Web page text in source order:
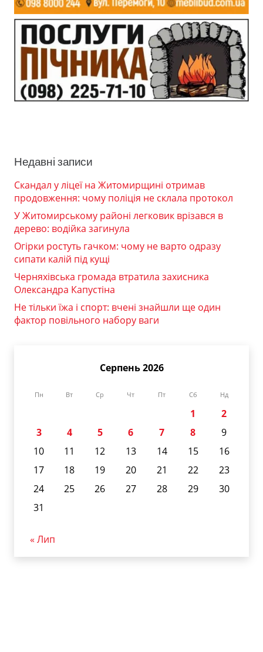
Недавні записи
Скандал у ліцеї на Житомирщині отримав
продовження: чому поліція не склала протокол
У Житомирському районі легковик врізався в
дерево: водійка загинула
Огірки ростуть гачком: чому не варто одразу
сипати калій під кущі
Черняхівська громада втратила захисника
Олександра Капустіна
Не тільки їжа і спорт: вчені знайшли ще один
фактор повільного набору ваги
Серпень 2026
Пн Вт Ср Чт Пт Сб Нд
1
2
3
4 5 6 7 8
9
10
11 12 13 14 15
16
17
18 19 20 21 22
23
24
25 26 27 28 29
30
31
« Лип